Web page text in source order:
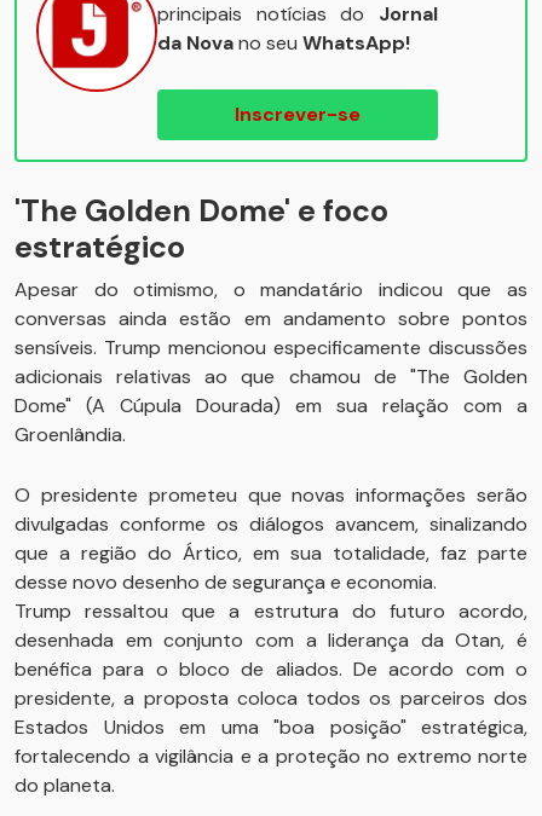
principais notícias do Jornal
da Novano seu WhatsApp!
Inscrever-se
'The Golden Dome' e foco
estratégico
Apesar do otimismo, o mandatário indicou que as
conversas ainda estão em andamento sobre pontos
sensíveis. Trump mencionou especificamente discussões
adicionais relativas ao que chamou de "The Golden
Dome" (A Cúpula Dourada) em sua relação com a
Groenlândia.
O presidente prometeu que novas informações serão
divulgadas conforme os diálogos avancem, sinalizando
que a região do Ártico, em sua totalidade, faz parte
desse novo desenho de segurança e economia.
Trump ressaltou que a estrutura do futuro acordo,
desenhada em conjunto com a liderança da Otan, é
benéfica para o bloco de aliados. De acordo com o
presidente, a proposta coloca todos os parceiros dos
Estados Unidos em uma "boa posição" estratégica,
fortalecendo a vigilância e a proteção no extremo norte
do planeta.